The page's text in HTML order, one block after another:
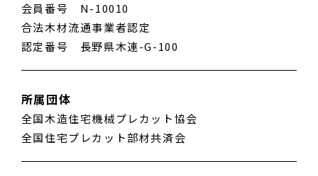
会員番号 N-10010
合法木材流通事業者認定
認定番号 長野県木連-G-100
所属団体
全国木造住宅機械プレカット協会
全国住宅プレカット部材共済会